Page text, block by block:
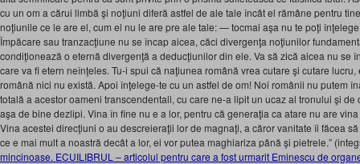
cu un om a cărui limbă şi noţiuni diferă astfel de ale tale încât el rămâne pentru
noţiunile ce le are el, cum el nu le are pre ale tale: — tocmai aşa nu te poţi
Împăcare sau tranzacţiune nu se încap aicea, căci divergenţa noţiunilor
condiţionează o eternă divergenţă a deducţiunilor din ele. Va să zică aicea nu se
care va fi etern neînţeles. Tu-i spui că naţiunea română vrea cutare şi cutare
română nici nu există. Apoi înţelege-te cu un astfel de om! Noi românii nu putem
totală a acestor oameni transcendentali, cu care ne-a lipit un ucaz al tronului şi de
aşa de bine dezlipi. Vina în fine nu e a lor, pentru că generaţia ca atare nu are
Vina acestei direcţiuni o au descreieraţii lor de magnaţi, a căror vanitate îi făcea
ce e mai mult a noastră decât a lor, ei vor putea maghiariza până şi pietrele.”
mincinoase. ECUILIBRUL – articolul pentru care a fost urmarit Eminescu de